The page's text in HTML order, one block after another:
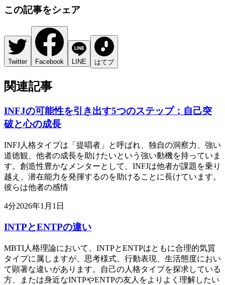
この記事をシェア
Twitter Facebook LINE はてブ
関連記事
INFJの可能性を引き出す5つのステップ：自己突
破と心の成長
INFJ人格タイプは「提唱者」と呼ばれ、独自の洞察力、強い
道徳観、他者の成長を助けたいという強い動機を持っていま
す。創造性豊かなメンターとして、INFJは他者が課題を乗り
越え、潜在能力を発揮するのを助けることに長けています。
彼らは他者の感情
4分2026年1月1日
INTPとENTPの違い
MBTI人格理論において、INTPとENTPはともに合理的気質
タイプに属しますが、思考様式、行動表現、生活態度におい
て顕著な違いがあります。自己の人格タイプを探求している
方、または身近なINTPやENTPの友人をよりよく理解したい